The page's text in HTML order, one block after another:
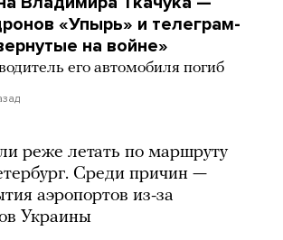
«Упырь» и телеграм-
на войне»
его автомобиля погиб
реже летать по маршруту
Среди причин —
аэропортов из-за
Украины